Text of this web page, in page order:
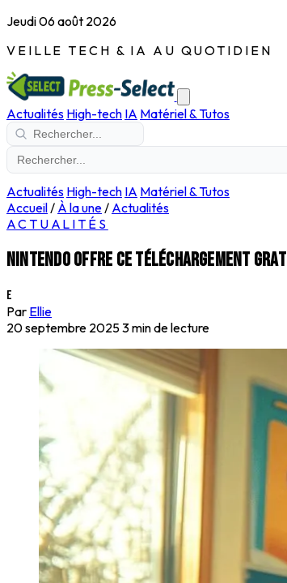
Jeudi 06 août 2026
VEILLE TECH & IA AU QUOTIDIEN
Actualités High-tech IA Matériel & Tutos
Actualités High-tech IA Matériel & Tutos
Accueil/ À la une/ Actualités
ACTUALITÉS
Nintendo offre ce téléchargement
E
Par Ellie
20 septembre 20253 min de lecture